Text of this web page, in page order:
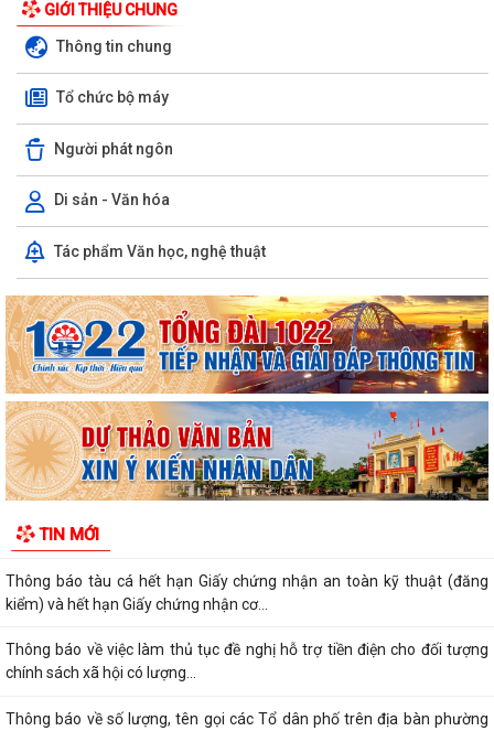
GIỚI THIỆU CHUNG
Thông tin chung
Tổ chức bộ máy
Người phát ngôn
Di sản - Văn hóa
Tác phẩm Văn học, nghệ thuật
TIN MỚI
ẩm thực số Hải Phòng
Xây dựng Bản đồ Ẩm thực số Hải Phòng và mở rộng mô hình chuyển
đổi số, thanh toán không dùng tiền...
Kế hoạch triển khai công tác làm sạch, chuẩn hóa dữ liệu đăng ký hộ
kinh doanh, Hợp tác xã năm 2026
PHƯỜNG NAM TRIỆU TÍCH CỰC TUYÊN TRUYỀN HƯỚNG DẪN NÔNG
DÂN PHÒNG CHỐNG NẮNG NÓNG CHO THỦY SẢN NUÔI
Ủy ban nhân dân thành phố trong...
Thông báo tàu cá hết hạn Giấy chứng nhận an toàn kỹ thuật (đăng
kiểm) và hết hạn Giấy chứng nhận cơ...
Thông báo về việc làm thủ tục đề nghị hỗ trợ tiền điện cho đối tượng
chính sách xã hội có lượng...
Thông báo về số lượng, tên gọi các Tổ dân phố trên địa bàn phường